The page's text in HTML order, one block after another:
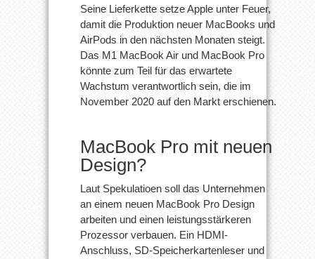
Seine Lieferkette setze Apple unter Feuer,
damit die Produktion neuer MacBooks und
AirPods in den nächsten Monaten steigt.
Das M1 MacBook Air und MacBook Pro
könnte zum Teil für das erwartete
Wachstum verantwortlich sein, die im
November 2020 auf den Markt erschienen.
MacBook Pro mit neuen
Design?
Laut Spekulatioen soll das Unternehmen
an einem neuen MacBook Pro Design
arbeiten und einen leistungsstärkeren
Prozessor verbauen. Ein HDMI-
Anschluss, SD-Speicherkartenleser und